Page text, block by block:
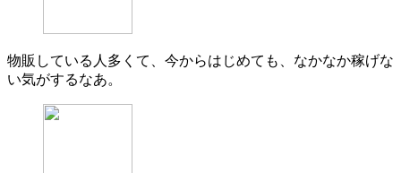
物販している人多くて、今からはじめても、なかなか稼げな
い気がするなあ。